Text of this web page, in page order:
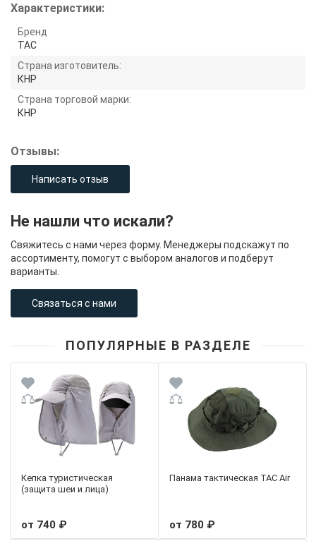
Характеристики:
Бренд
TAC
Страна изготовитель:
КНР
Страна торговой марки:
КНР
Отзывы:
Написать отзыв
Не нашли что искали?
Свяжитесь с нами через форму. Менеджеры подскажут по
ассортименту, помогут с выбором аналогов и подберут
варианты.
Связаться с нами
ПОПУЛЯРНЫЕ В РАЗДЕЛЕ
Кепка туристическая
(защита шеи и лица)
от 740 ₽
Панама тактическая TAC Air
от 780 ₽